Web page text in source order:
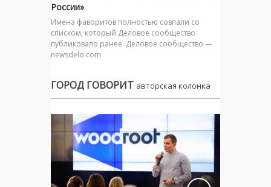
России»
Имена фаворитов полностью совпали со
списком, который Деловое сообщество
публиковало ранее. Деловое сообщество —
newsdelo.com
ГОРОД ГОВОРИТ авторская колонка